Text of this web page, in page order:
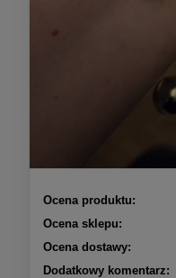
Ocena produktu:
Ocena sklepu:
Ocena dostawy:
Dodatkowy komentarz: